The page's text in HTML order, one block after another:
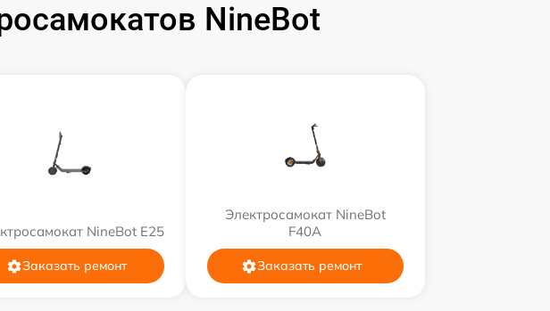
NineBot
NineBot E25
Заказать ремонт
Электросамокат NineBot
F40A
Заказать ремонт